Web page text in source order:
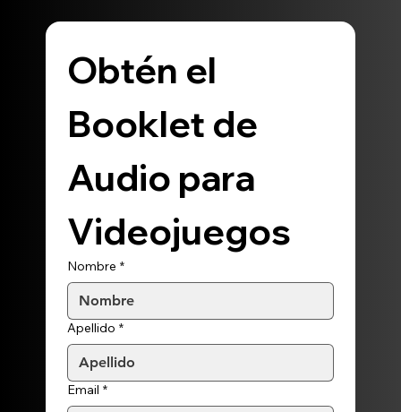
Obtén el
Booklet de
Audio para
Videojuegos
Nombre *
Apellido *
Email *